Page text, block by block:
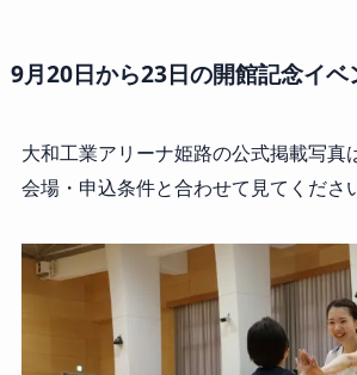
9月20日から23日の開館記念イベ
大和工業アリーナ姫路の公式掲載写真
会場・申込条件と合わせて見てくださ